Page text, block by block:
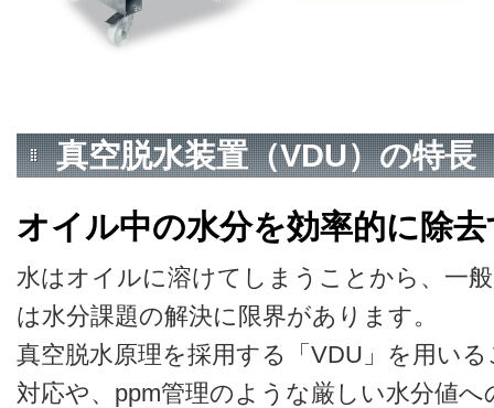
真空脱水装置（VDU）の特長
オイル中の水分を効率的に除
水はオイルに溶けてしまうことから、一
は水分課題の解決に限界があります。
真空脱水原理を採用する「VDU」を用い
対応や、ppm管理のような厳しい水分値